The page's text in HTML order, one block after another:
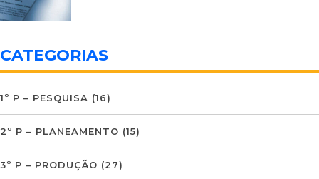
CATEGORIAS
1º P – PESQUISA (16)
2º P – PLANEAMENTO (15)
3º P – PRODUÇÃO (27)